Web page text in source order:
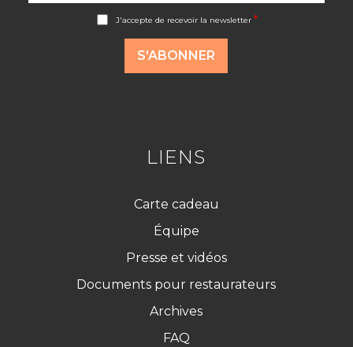
J'accepte de recevoir la newsletter*
S'ABONNER
LIENS
Carte cadeau
Équipe
Presse et vidéos
Documents pour restaurateurs
Archives
FAQ